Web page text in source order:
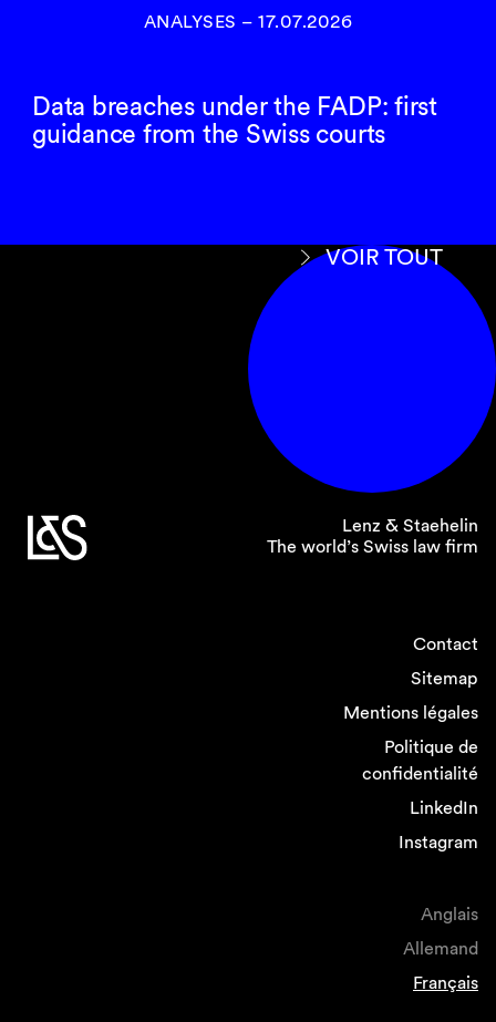
ANALYSES – 17.07.2026
Data breaches under the FADP: first
guidance from the Swiss courts
VOIR TOUT
Lenz & Staehelin
The world’s Swiss law firm
Contact
Sitemap
Mentions légales
Politique de
confidentialité
LinkedIn
Instagram
Anglais
Allemand
Français